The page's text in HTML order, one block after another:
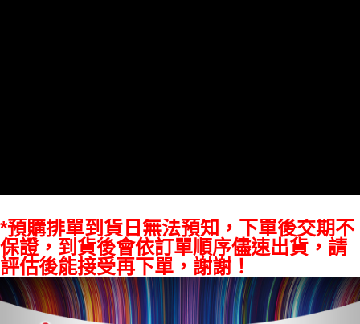
３．未成年的使用者請事先徵得法定代理人或監護人之同意方可使用
任。
４．使用「AFTEE先享後付」時，將依據個別帳號之用戶狀況，依本公司即
時審查核予不同之上限額度；若仍有額度不足之情形，本公司將視審查結果
請求用戶進行身份認證。
５．嚴禁一人註冊多個帳號或使用他人資訊註冊。若發現惡意使用之情形，
恩沛科技股份有限公司將有權停止該用戶之使用額度並採取法律行動。
*預購排單到貨日無法預知，下單後交期不
保證，到貨後會依訂單順序儘速出貨，請
評估後能接受再下單，謝謝！